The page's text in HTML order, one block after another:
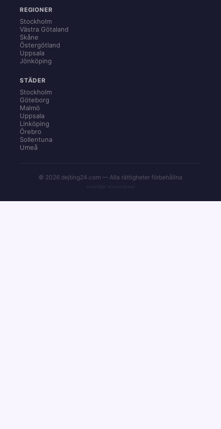
REGIONER
Stockholm
Västra Götaland
Skåne
Östergötland
Uppsala
Jönköping
STÄDER
Stockholm
Göteborg
Malmö
Uppsala
Linköping
Örebro
Sollentuna
Umeå
© 2026 dejting24.com — Alla rättigheter förbehållna